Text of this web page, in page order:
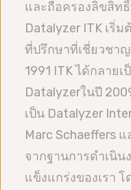
และถือครองลิขสิท
Datalyzer ITK เริ่
ที่ปรึกษาที่เชี่ยวชาญ
1991 ITK ได้กลา
Datalyzerในปี
เป็น Datalyzer
Marc Schaeffers
จากฐานการดำเนิน
แข็งแกร่งของเรา